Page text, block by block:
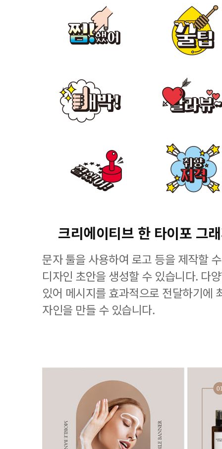
크리에이티브 한 타이포 그
문자 툴을 사용하여 로고 등을 제작할
디자인 초안을 생성할 수 있습니다. 다
있어 메시지를 효과적으로 전달하기에
자인을 만들 수 있습니다.